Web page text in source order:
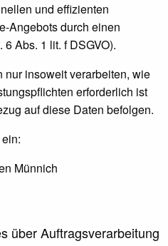
und effizienten
Angebots durch einen
Abs. 1 lit. f DSGVO).
nur insoweit verarbeiten, wie
erforderlich ist
auf diese Daten befolgen.
Münnich
über Auftragsverarbeitung